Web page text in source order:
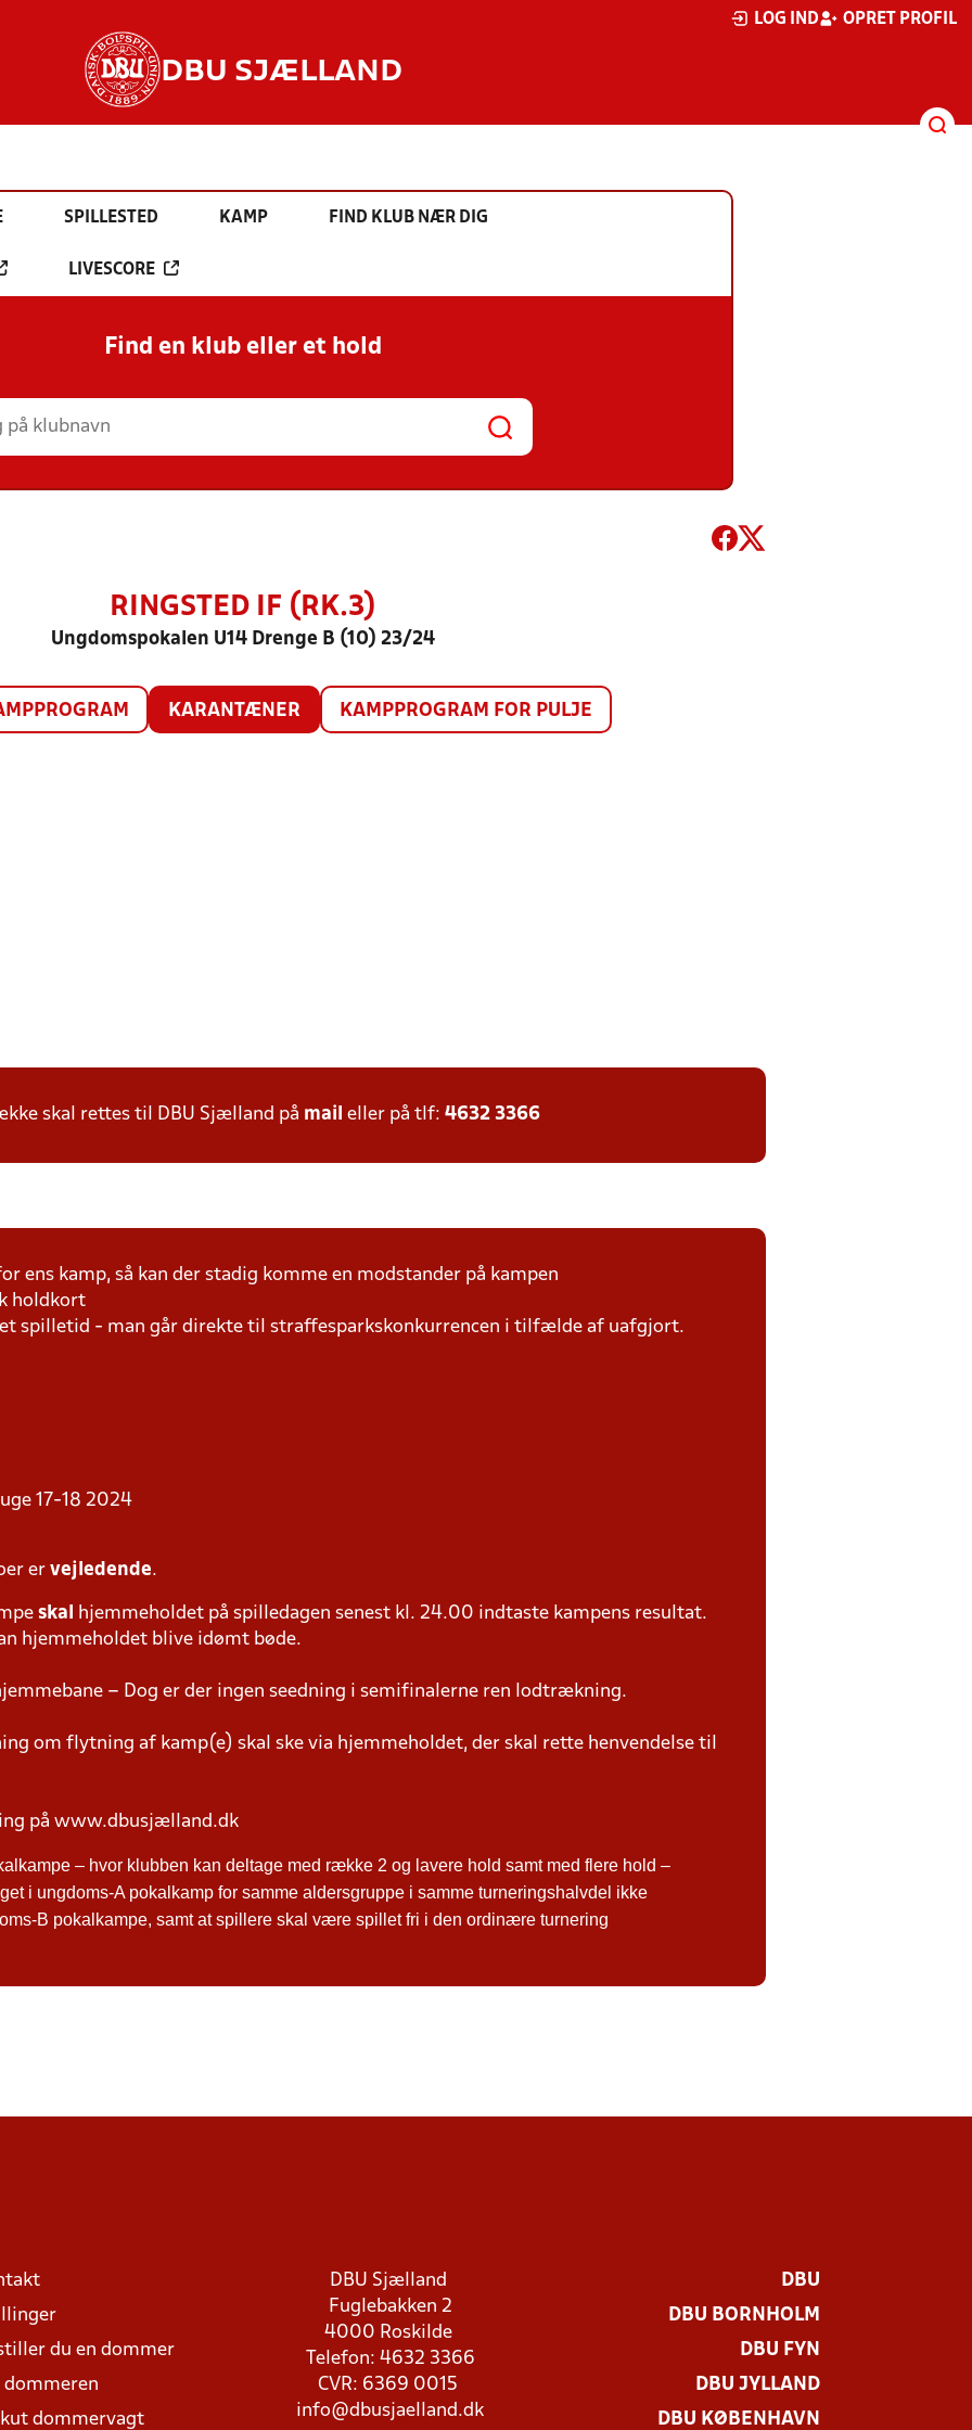
LOG IND OPRET PROFIL
DBU SJÆLLAND
SPILLESTED KAMP FIND KLUB NÆR DIG
LIVESCORE
Find en klub eller et hold
RINGSTED IF (RK.3)
Ungdomspokalen U14 Drenge B (10) 23/24
KARANTÆNER KAMPPROGRAM FOR PULJE
skal rettes til DBU Sjælland på mail eller på tlf: 4632 3366
ens kamp, så kan der stadig komme en modstander på kampen
holdkort
spilletid - man går direkte til straffesparkskonkurrencen i tilfælde af uafgjort.
17-18 2024
er vejledende.
skal
hjemmeholdet på spilledagen senest kl. 24.00 indtaste kampens resultat.
hjemmeholdet blive idømt bøde.
– Dog er der ingen seedning i semifinalerne ren lodtrækning.
om flytning af kamp(e) skal ske via hjemmeholdet, der skal rette henvendelse til
på www.dbusjælland.dk
– hvor klubben kan deltage med række 2 og lavere hold samt med flere hold –
i ungdoms-A pokalkamp for samme aldersgruppe i samme turneringshalvdel ikke
B pokalkampe, samt at spillere skal være spillet fri i den ordinære turnering
du en dommer
dommeren
dommervagt
DBU Sjælland
Fuglebakken 2
4000 Roskilde
Telefon: 4632 3366
CVR: 6369 0015
info@dbusjaelland.dk
DBU
DBU BORNHOLM
DBU FYN
DBU JYLLAND
DBU KØBENHAVN